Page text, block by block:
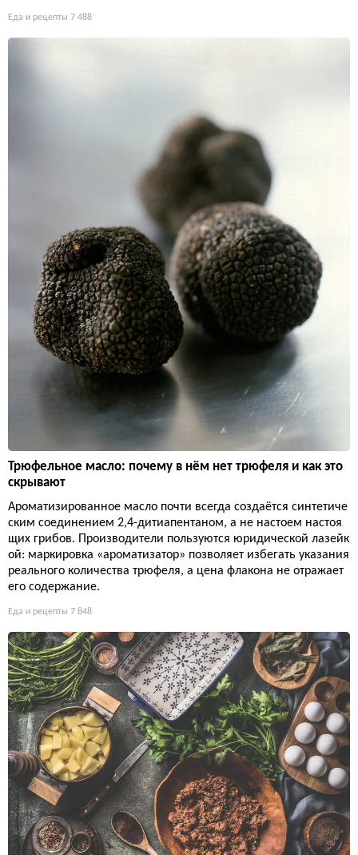
Еда и рецепты 7 488
Трюфельное масло: почему в нём нет трюфеля и как это
скрывают
Ароматизированное масло почти всегда создаётся синтетиче
ским соединением 2,4-дитиапентаном, а не настоем настоя
щих грибов. Производители пользуются юридической лазейк
ой: маркировка «ароматизатор» позволяет избегать указания
реального количества трюфеля, а цена флакона не отражает
его содержание.
Еда и рецепты 7 848